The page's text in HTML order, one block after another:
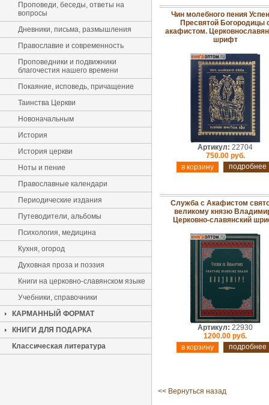
Проповеди, беседы, ответы на
вопросы
Дневники, письма, размышления
Православие и современность
Проповедники и подвижники
благочестия нашего времени
Покаяние, исповедь, причащение
Таинства Церкви
Новоначальным
История
История церкви
Ноты и пение
Православные календари
Периодические издания
Путеводители, альбомы
Психология, медицина
Кухня, огород
Духовная проза и поэзия
Книги на церковно-славянском языке
Учебники, справочники
КАРМАННЫЙ ФОРМАТ
КНИГИ ДЛЯ ПОДАРКА
Классическая литература
Чин молебного пения
Пресвятой Богородицы
акафистом.
шрифт
Артикул: 22704
750.00 руб.
подробнее
Служба с Акафистом
великому князю
Церковно-славянский
Артикул: 22930
1200.00 руб.
подробнее
<< Вернуться назад